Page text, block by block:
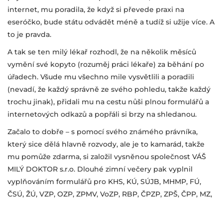
internet, mu poradila, že když si převede praxi na
eseróčko, bude státu odvádět méně a tudíž si užije více. A
to je pravda.
A tak se ten milý lékař rozhodl, že na několik měsíců
vymění své kopyto (rozuměj práci lékaře) za běhání po
úřadech. Všude mu všechno mile vysvětlili a poradili
(nevadí, že každý správně ze svého pohledu, takže každý
trochu jinak), přidali mu na cestu nůši plnou formulářů a
internetových odkazů a popřáli si brzy na shledanou.
Začalo to dobře – s pomocí svého známého právníka,
který sice dělá hlavně rozvody, ale je to kamarád, takže
mu pomůže zdarma, si založil vysněnou společnost VÁŠ
MILÝ DOKTOR s.r.o. Dlouhé zimní večery pak vyplnil
vyplňováním formulářů pro KHS, KÚ, SÚJB, MHMP, FÚ,
ČSÚ, ŽÚ, VZP, OZP, ZPMV, VoZP, RBP, ČPZP, ZPŠ, ČPP, MZ,